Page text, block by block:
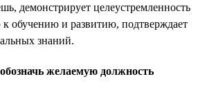
демонстрирует целеустремленность
обучению и развитию, подтверждает
знаний.
обозначь желаемую должность